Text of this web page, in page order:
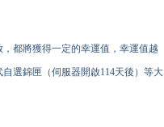
都將獲得一定的幸運值，幸運值越
選錦匣（伺服器開啟114天後）等大